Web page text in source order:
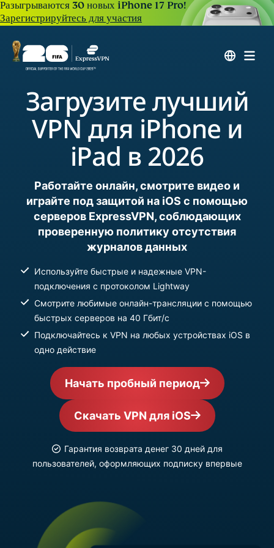
Разыгрываются 30 новых iPhone 17 Pro!
Зарегистрируйтесь для участия
Загрузите лучший
VPN для iPhone и
iPad в 2026
Работайте онлайн, смотрите видео и
играйте под защитой на iOS с помощью
серверов ExpressVPN, соблюдающих
проверенную политику отсутствия
журналов данных
Используйте быстрые и надежные VPN-
подключения с протоколом Lightway
Смотрите любимые онлайн-трансляции с помощью
быстрых серверов на 40 Гбит/с
Подключайтесь к VPN на любых устройствах iOS в
одно действие
Начать пробный период
Скачать VPN для iOS
Гарантия возврата денег 30 дней для
пользователей, оформляющих подписку впервые